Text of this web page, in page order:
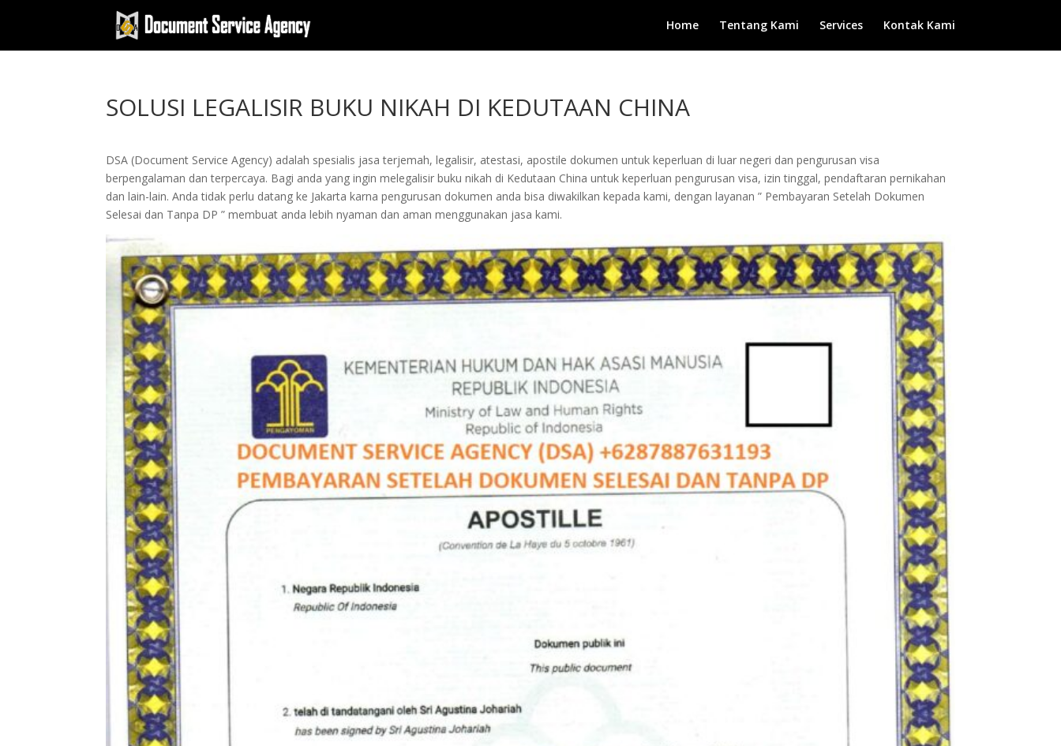
Home Tentang Kami Services Kontak Kami
SOLUSI LEGALISIR BUKU NIKAH DI KEDUTAAN CHINA
DSA (Document Service Agency) adalah spesialis jasa terjemah, legalisir, atestasi, apostile dokumen untuk keperluan di luar negeri dan pengurusan visa
berpengalaman dan terpercaya. Bagi anda yang ingin melegalisir buku nikah di Kedutaan China untuk keperluan pengurusan visa, izin tinggal, pendaftaran pernikahan
dan lain-lain. Anda tidak perlu datang ke Jakarta karna pengurusan dokumen anda bisa diwakilkan kepada kami, dengan layanan ” Pembayaran Setelah Dokumen
Selesai dan Tanpa DP ” membuat anda lebih nyaman dan aman menggunakan jasa kami.